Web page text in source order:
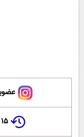
۱۵ سال پیش در چنین روزی